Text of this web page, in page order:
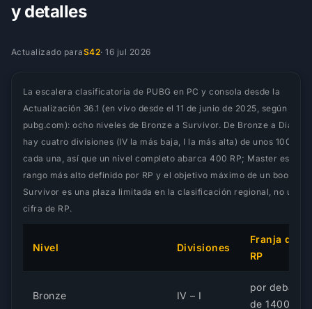
y detalles
Actualizado paraS42·16 jul 2026
La escalera clasificatoria de PUBG en PC y consola desde la
Actualización 36.1 (en vivo desde el 11 de junio de 2025, según
pubg.com): ocho niveles de Bronze a Survivor. De Bronze a
hay cuatro divisiones (IV la más baja, I la más alta) de unos 100 RP
cada una, así que un nivel completo abarca 400 RP; Master es el
rango más alto definido por RP y el objetivo máximo de un boost;
Survivor es una plaza limitada en la clasificación regional, no una
cifra de RP.
Nivel Divisiones
Franja de
RP
Bronze IV – I
por debajo
de 1400